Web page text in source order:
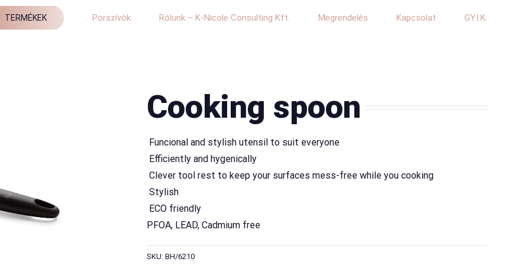
TERMÉKEK Porszívók Rólunk – K-Nicole Consulting Kft. Megrendelés Kapcsolat GY.I.K.
Cooking spoon
 Funcional and stylish utensil to suit everyone
 Efficiently and hygenically
 Clever tool rest to keep your surfaces mess-free while you cooking
 Stylish
 ECO friendly
PFOA, LEAD, Cadmium free
SKU: BH/6210